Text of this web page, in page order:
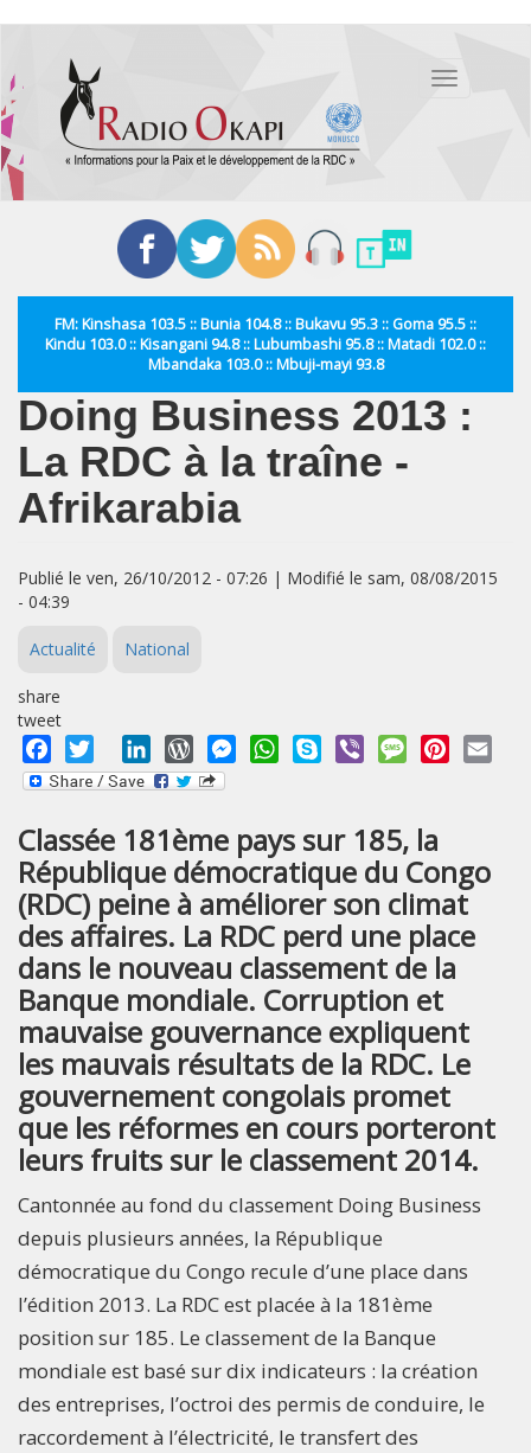
contenu
principal
Toggle
FM: Kinshasa 103.5 :: Bunia 104.8 :: Bukavu 95.3 :: Goma 95.5 ::
Kindu 103.0 :: Kisangani 94.8 :: Lubumbashi 95.8 :: Matadi 102.0 ::
Mbandaka 103.0 :: Mbuji-mayi 93.8
Doing Business 2013 :
La RDC à la traîne -
Afrikarabia
Publié le ven, 26/10/2012 - 07:26 | Modifié le sam, 08/08/2015
- 04:39
Actualité National
share
tweet
Facebook
Twitter LinkedInWordPressMessengerWhatsApp
Skype Viber MessagePinterest
Classée 181ème pays sur 185, la
République démocratique du Congo
(RDC) peine à améliorer son climat
des affaires. La RDC perd une place
dans le nouveau classement de la
Banque mondiale. Corruption et
mauvaise gouvernance expliquent
les mauvais résultats de la RDC. Le
gouvernement congolais promet
que les réformes en cours porteront
leurs fruits sur le classement 2014.
Cantonnée au fond du classement Doing Business
depuis plusieurs années, la République
démocratique du Congo recule d’une place dans
l’édition 2013. La RDC est placée à la 181ème
position sur 185. Le classement de la Banque
mondiale est basé sur dix indicateurs : la création
des entreprises, l’octroi des permis de conduire, le
raccordement à l’électricité, le transfert des